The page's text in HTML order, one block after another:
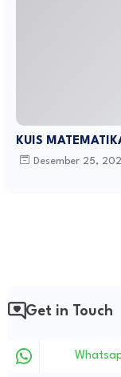
KUIS
Desember 25,
Get in Touch